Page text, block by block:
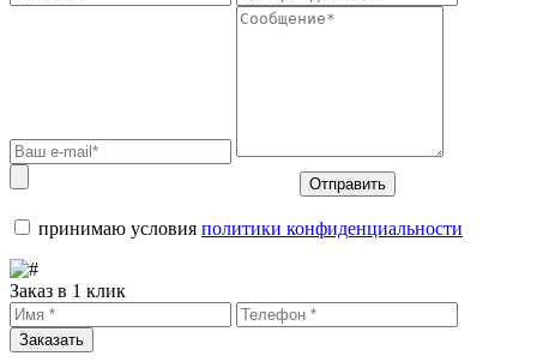
Отправить
принимаю условия политики конфиденциальности
Заказ в 1 клик
Заказать